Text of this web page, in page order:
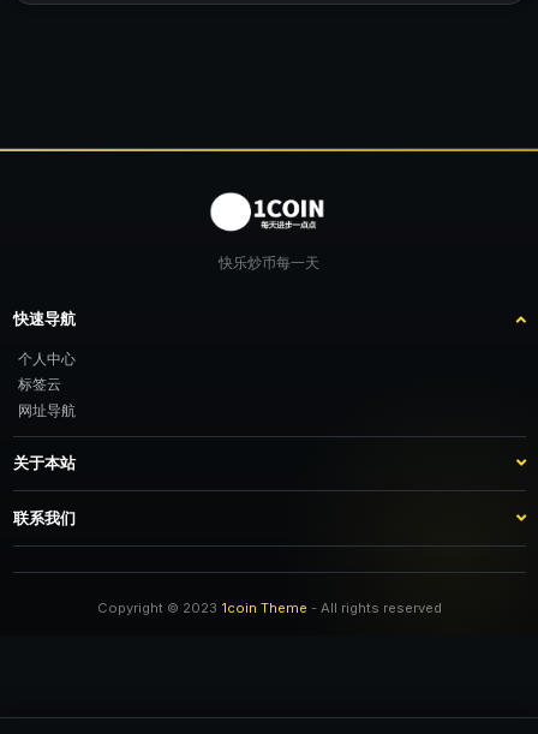
快乐炒币每一天
快速导航
个人中心
标签云
网址导航
关于本站
站点介绍
客服咨询
推广计划
联系我们
TG：@feimao2024 QQ：3261605442 微信：moto001com 新浪微博：三
Copyright © 2023 1coin Theme - All rights reserved